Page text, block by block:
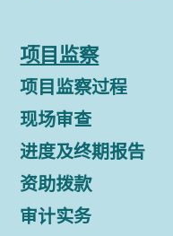
项目监察
项目监察过程
现场审查
进度及终期报告
资助拨款
审计实务